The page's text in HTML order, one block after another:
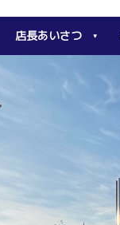
店長あいさつ